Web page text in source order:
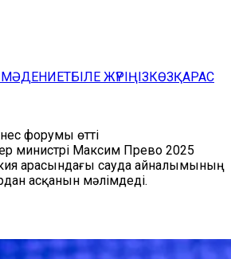
МӘДЕНИЕТБІЛЕ ЖҮРІҢІЗКӨЗҚАРАС
форумы өтті
министрі Максим Прево 2025
арасындағы сауда айналымының
асқанын мәлімдеді.